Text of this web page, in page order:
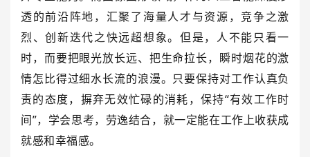
透的前沿阵地，汇聚了海量人才与资源，竞争之激
烈、创新迭代之快远超想象。但是，人不能只看一
时，而要把眼光放长远、把生命拉长，瞬时烟花的激
情怎比得过细水长流的浪漫。只要保持对工作认真负
责的态度，摒弃无效忙碌的消耗，保持“有效工作时
间”，学会思考，劳逸结合，就一定能在工作上收获成
就感和幸福感。